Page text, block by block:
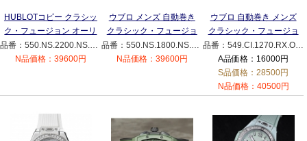
HUBLOTコピー クラシッ
ク・フュージョン オーリ
ンスキー ブレスレット
チタニウムホワイト
品番：550.NS.2200.NS.ORL22
N品価格：39600円
ウブロ メンズ 自動巻き
クラシック・フュージョ
ン オーリンスキー ブレ
スレット チタニウム
品番：550.NS.1800.NS.ORL22
N品価格：39600円
ウブロ 自動巻き メンズ
クラシック・フュージョ
ン オーリンスキー ブラ
ックマジック
549.CI.1270.RX.ORL24
品番：549.CI.1270.RX.ORL24
A品価格：16000円
S品価格：28500円
N品価格：40500円